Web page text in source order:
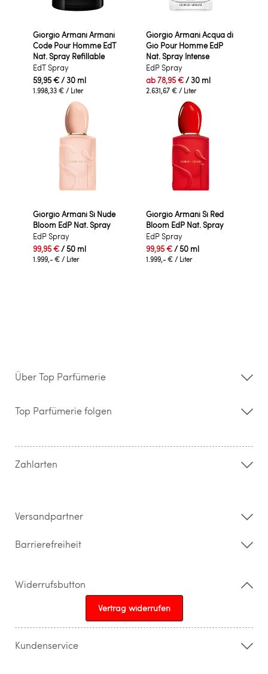
Giorgio Armani Armani
Code Pour Homme EdT
Nat. Spray Refillable
EdT Spray
59,95 €/ 30 ml
1.998,33 € / Liter
Giorgio Armani Acqua di
Giò Pour Homme EdP
Nat. Spray Intense
EdP Spray
ab78,95 €/ 30 ml
2.631,67 € / Liter
Giorgio Armani Sì Nude
Bloom EdP Nat. Spray
EdP Spray
99,95 €/ 50 ml
1.999,- € / Liter
Giorgio Armani Sì Red
Bloom EdP Nat. Spray
EdP Spray
99,95 €/ 50 ml
1.999,- € / Liter
Über Top Parfümerie
Storefinder
Kontakt
Widerrufsrecht & Rückgabebedingungen
Top Parfümerie folgen
Zahlarten
Versandpartner
Barrierefreiheit
Widerrufsbutton
Vertrag widerrufen
Kundenservice